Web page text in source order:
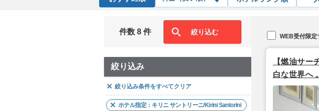
絞り込み
絞り込み条件をすべてクリア
ホテル指定：キリニ サントリーニ/Kirini Santorini
件数 8 件 絞り込む
WEB受付限定
【燃油サ
白な世界へ
ニ・スイー
ト』【関空